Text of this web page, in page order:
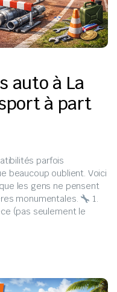
auto à La
à part
parfois
beaucoup oublient. Voici
les gens ne pensent
monumentales.
1.
(pas seulement le